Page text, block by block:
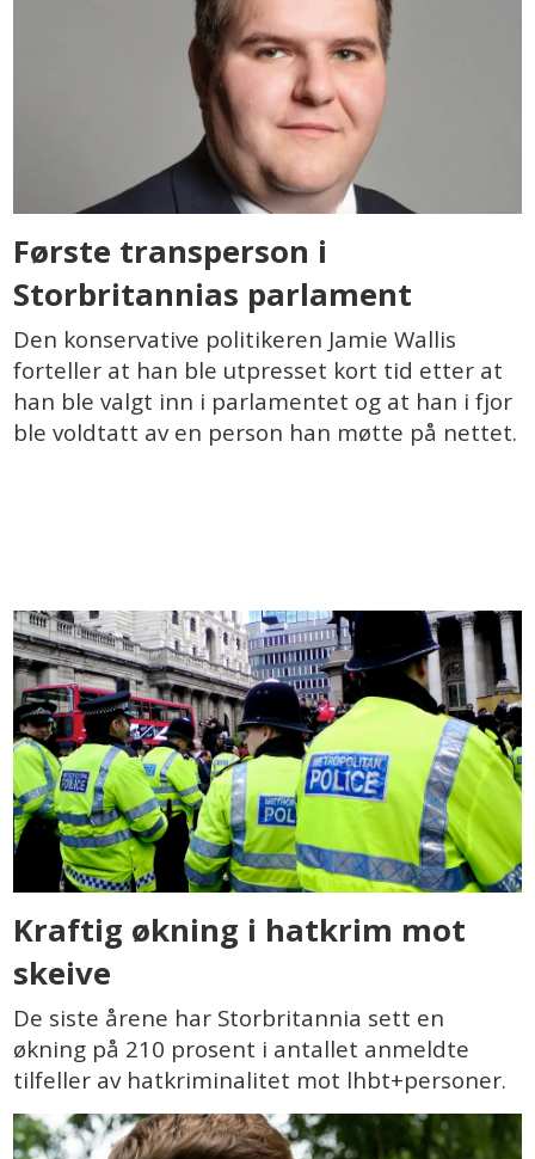
Første transperson i
Storbritannias parlament
Den konservative politikeren Jamie Wallis
forteller at han ble utpresset kort tid etter at
han ble valgt inn i parlamentet og at han i fjor
ble voldtatt av en person han møtte på nettet.
Kraftig økning i hatkrim mot
skeive
De siste årene har Storbritannia sett en
økning på 210 prosent i antallet anmeldte
tilfeller av hatkriminalitet mot lhbt+personer.